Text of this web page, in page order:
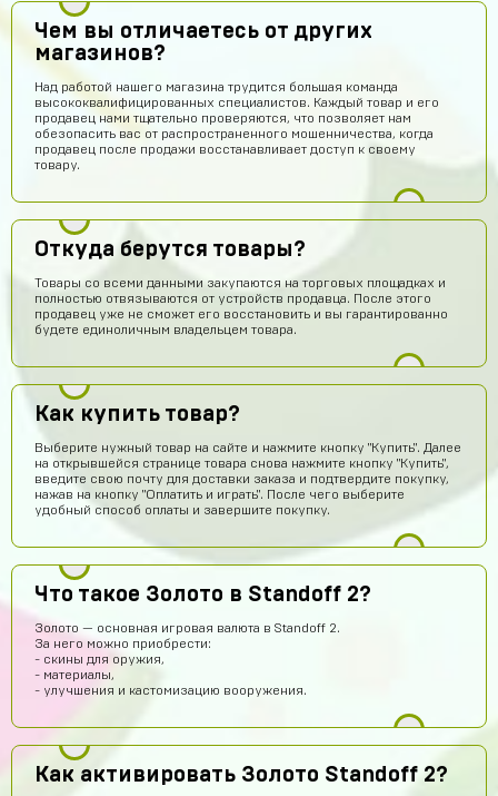
Чем вы отличаетесь от других
магазинов?
Над работой нашего магазина трудится большая команда
высококвалифицированных специалистов. Каждый товар и его
продавец нами тщательно проверяются, что позволяет нам
обезопасить вас от распространенного мошенничества, когда
продавец после продажи восстанавливает доступ к своему
товару.
Откуда берутся товары?
Товары со всеми данными закупаются на торговых площадках и
полностью отвязываются от устройств продавца. После этого
продавец уже не сможет его восстановить и вы гарантированно
будете единоличным владельцем товара.
Как купить товар?
Выберите нужный товар на сайте и нажмите кнопку "Купить". Далее
на открывшейся странице товара снова нажмите кнопку "Купить",
введите свою почту для доставки заказа и подтвердите покупку,
нажав на кнопку "Оплатить и играть". После чего выберите
удобный способ оплаты и завершите покупку.
Что такое Золото в Standoff 2?
Золото — основная игровая валюта в Standoff 2.
За него можно приобрести:
- скины для оружия,
- материалы,
- улучшения и кастомизацию вооружения.
Как активировать Золото Standoff 2?
Диана Щербетова
Egopkabossuk Dscraft
Топ4ik воще!)
Ilya
Подходит на ps4?
Айнур Кулиева
Акк пришел)))
Куда пришел? На почту?